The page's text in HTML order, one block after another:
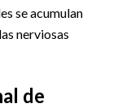
se acumulan
nerviosas
de